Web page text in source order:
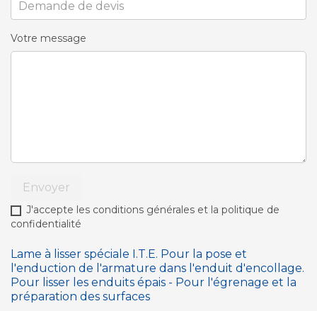
Votre message
Envoyer
J'accepte les conditions générales et la politique de
confidentialité
Lame à lisser spéciale I.T.E. Pour la pose et
l'enduction de l'armature dans l'enduit d'encollage.
Pour lisser les enduits épais - Pour l'égrenage et la
préparation des surfaces